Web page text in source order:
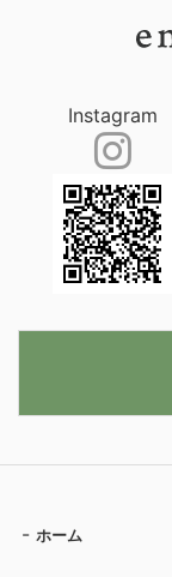
ホーム
Instagram